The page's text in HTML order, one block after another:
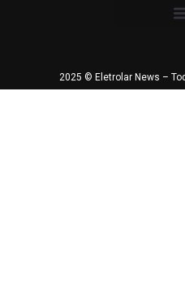
2025 © Eletrolar News –